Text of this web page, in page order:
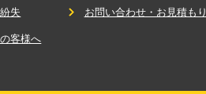
失
客様へ
お問い合わせ・お見積もり